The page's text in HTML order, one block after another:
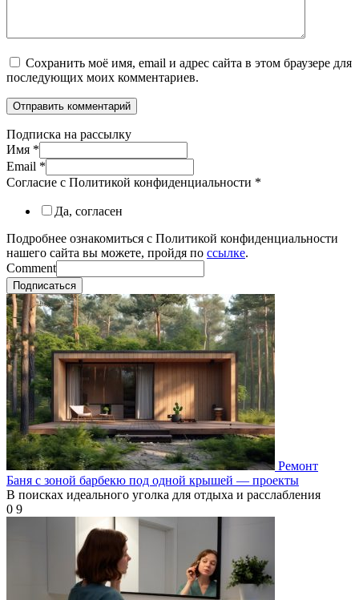
Сохранить моё имя, email и адрес сайта в этом браузере для
последующих моих комментариев.
Подписка на рассылку
Имя *
Email *
Согласие с Политикой конфиденциальности *
Да, согласен
Подробнее ознакомиться с Политикой конфиденциальности
нашего сайта вы можете, пройдя по ссылке.
Comment
Подписаться
Ремонт
Баня с зоной барбекю под одной крышей — проекты
В поисках идеального уголка для отдыха и расслабления
0 9